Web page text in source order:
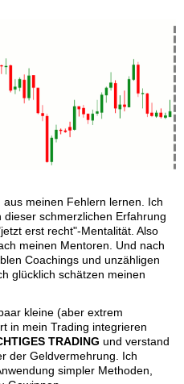
meinen Fehlern lernen. Ich
schmerzlichen Erfahrung
erst recht"-Mentalität. Also
meinen Mentoren. Und nach
Coachings und unzähligen
glücklich schätzen meinen
kleine (aber extrem
in mein Trading integrieren
TRADING und verstand
der Geldvermehrung. Ich
simpler Methoden,